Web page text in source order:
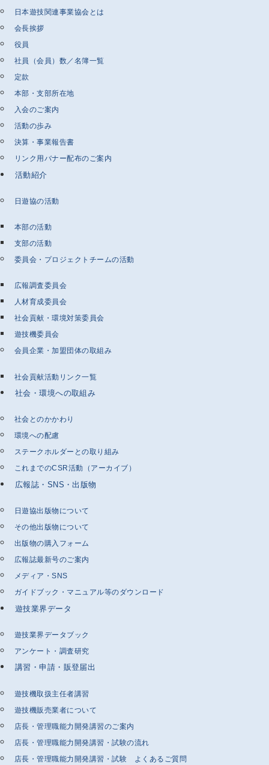
日本遊技関連事業協会とは
会長挨拶
役員
社員（会員）数／名簿一覧
定款
本部・支部所在地
入会のご案内
活動の歩み
決算・事業報告書
リンク用バナー配布のご案内
活動紹介
日遊協の活動
本部の活動
支部の活動
委員会・プロジェクトチームの活動
広報調査委員会
人材育成委員会
社会貢献・環境対策委員会
遊技機委員会
会員企業・加盟団体の取組み
社会貢献活動リンク一覧
社会・環境への取組み
社会とのかかわり
環境への配慮
ステークホルダーとの取り組み
これまでのCSR活動（アーカイブ）
広報誌・SNS・出版物
日遊協出版物について
その他出版物について
出版物の購入フォーム
広報誌最新号のご案内
メディア・SNS
ガイドブック・マニュアル等のダウンロード
遊技業界データ
遊技業界データブック
アンケート・調査研究
講習・申請・販登届出
遊技機取扱主任者講習
遊技機販売業者について
店長・管理職能力開発講習のご案内
店長・管理職能力開発講習・試験の流れ
店長・管理職能力開発講習・試験 よくあるご質問